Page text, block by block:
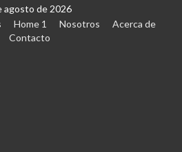
agosto de 2026
Home 1 Nosotros
Acerca de
Contacto